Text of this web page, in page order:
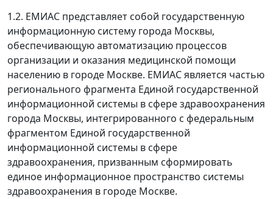
1.2. ЕМИАС представляет собой государственную
информационную систему города Москвы,
обеспечивающую автоматизацию процессов
организации и оказания медицинской помощи
населению в городе Москве. ЕМИАС является частью
регионального фрагмента Единой государственной
информационной системы в сфере здравоохранения
города Москвы, интегрированного с федеральным
фрагментом Единой государственной
информационной системы в сфере
здравоохранения, призванным сформировать
единое информационное пространство системы
здравоохранения в городе Москве.